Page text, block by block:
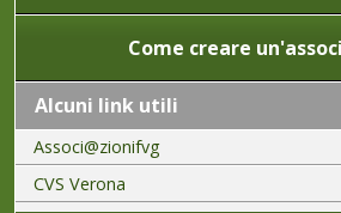
Come creare
Alcuni link utili
Associ@zionifvg
CVS Verona